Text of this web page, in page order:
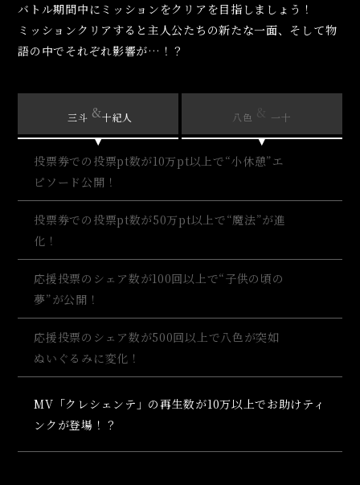
バトル期間中にミッションをクリアを目指しましょう！
ミッションクリアすると主人公たちの新たな一面、そして物
語の中でそれぞれ影響が…！？
三斗 &十紀人 八色 & 一十
投票券での投票pt数が10万pt以上で“小休憩”エ
ピソード公開！
投票券での投票pt数が50万pt以上で“魔法”が進
化！
応援投票のシェア数が100回以上で“子供の頃の
夢”が公開！
応援投票のシェア数が500回以上で八色が突如
ぬいぐるみに変化！
MV「クレシェンテ」の再生数が10万以上でお助けティ
ンクが登場！？